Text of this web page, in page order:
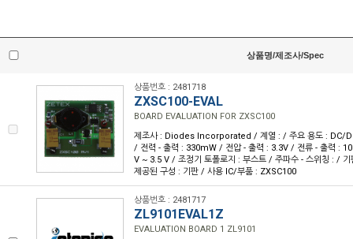
상품명/제조사/Spec
상품번호 : 2481718
ZXSC100-EVAL
BOARD EVALUATION FOR ZXSC100
제조사 : Diodes Incorporated / 계열 : / 주요 용도 : DC/
/ 전력 - 출력 : 330mW / 전압 - 출력 : 3.3V / 전류 - 출력 :
V ~ 3.5 V / 조정기 토폴로지 : 부스트 / 주파수 - 스위칭 : /
제공된 구성 : 기판 / 사용 IC/부품 : ZXSC100
상품번호 : 2481717
ZL9101EVAL1Z
EVALUATION BOARD 1 ZL9101